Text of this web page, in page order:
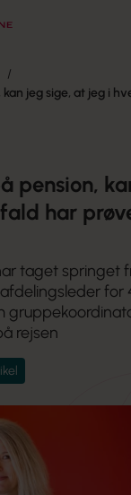
kan jeg sige, at jeg i
pension,
har
taget springet
for
rejsen